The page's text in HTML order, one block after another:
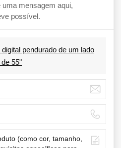
mensagem aqui,
possível.
pendurado de um lado
55"